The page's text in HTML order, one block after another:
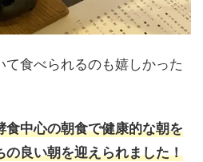
食べられるのも嬉しかった
食中心の朝食で健康的な朝を
良い朝を迎えられました！